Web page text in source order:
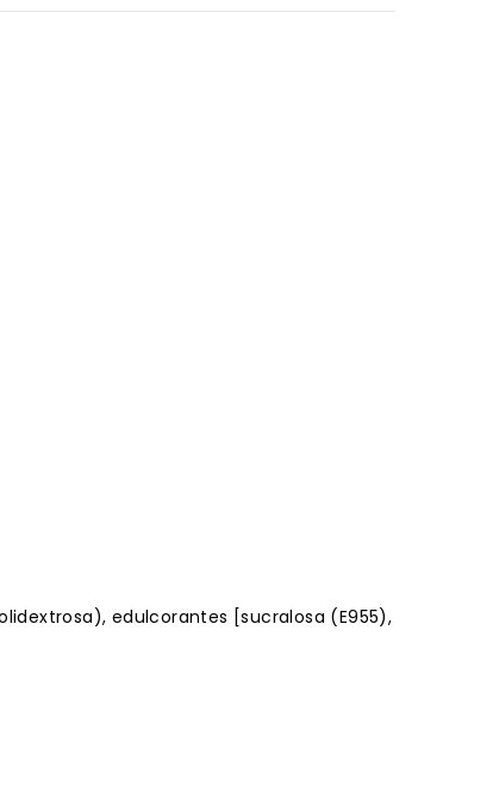
edulcorantes [sucralosa (E955),